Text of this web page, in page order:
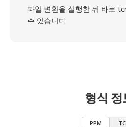
파일 변환을 실행한 뒤 바로
수 있습니다
형식 정
PPM